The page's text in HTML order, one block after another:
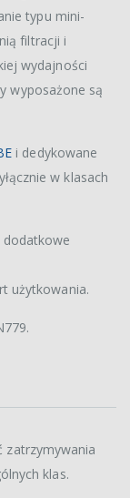
typu mini-
filtracji i
wydajności
wyposażone są
i dedykowane
w klasach
użytkowania.
zatrzymywania
klas.